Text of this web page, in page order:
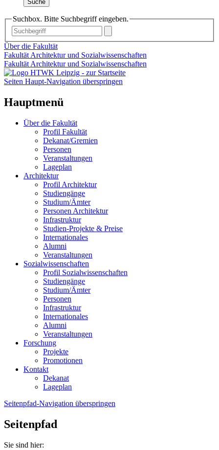
Suche
Suchbox. Bitte Suchbegriff eingeben.
Über die Fakultät
Fakultät Architektur und Sozialwissenschaften
Fakultät Architektur und Sozialwissenschaften
Seiten Haupt-Navigation überspringen
Hauptmenü
Über die Fakultät
Profil Fakultät
Dekanat/Gremien
Personen
Veranstaltungen
Lageplan
Architektur
Profil Architektur
Studiengänge
Studium/Ämter
Personen Architektur
Infrastruktur
Studien-Projekte & Preise
Internationales
Alumni
Veranstaltungen
Sozialwissenschaften
Profil Sozialwissenschaften
Studiengänge
Studium/Ämter
Personen
Infrastruktur
Internationales
Alumni
Veranstaltungen
Forschung
Projekte
Promotionen
Kontakt
Dekanat
Lageplan
Seitenpfad-Navigation überspringen
Seitenpfad
Sie sind hier: